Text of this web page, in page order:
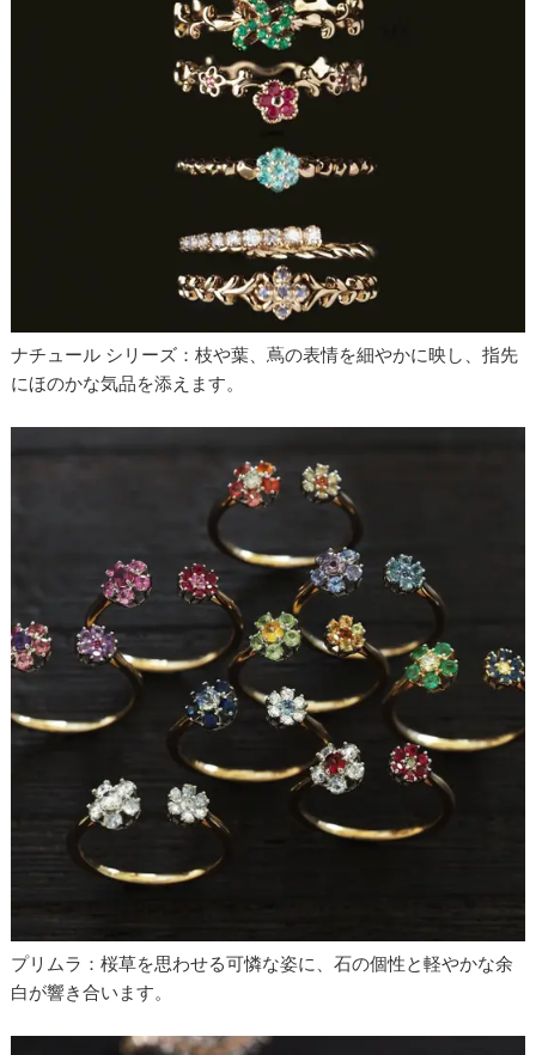
ナチュール シリーズ：枝や葉、蔦の表情を細やかに映し、指先
にほのかな気品を添えます。
プリムラ：桜草を思わせる可憐な姿に、石の個性と軽やかな余
白が響き合います。